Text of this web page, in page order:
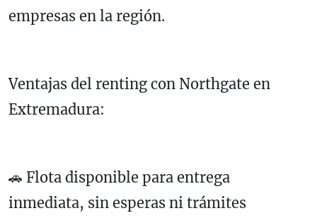
empresas en la región.
Ventajas del renting con Northgate en
Extremadura:
🚗 Flota disponible para entrega
inmediata, sin esperas ni trámites